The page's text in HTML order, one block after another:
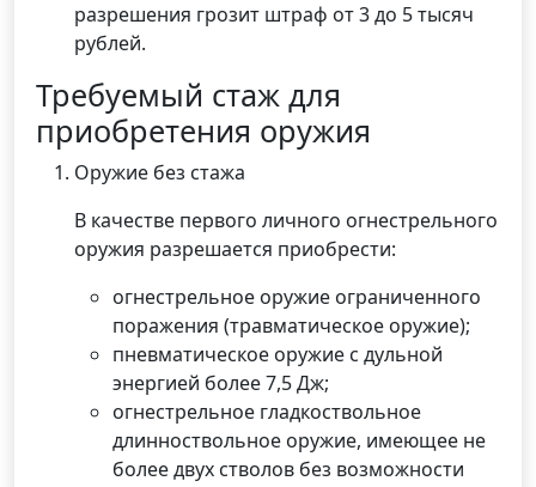
разрешения грозит штраф от 3 до 5 тысяч
рублей.
Требуемый стаж для
приобретения оружия
Оружие без стажа
В качестве первого личного огнестрельного
оружия разрешается приобрести:
огнестрельное оружие ограниченного
поражения (травматическое оружие);
пневматическое оружие с дульной
энергией более 7,5 Дж;
огнестрельное гладкоствольное
длинноствольное оружие, имеющее не
более двух стволов без возможности